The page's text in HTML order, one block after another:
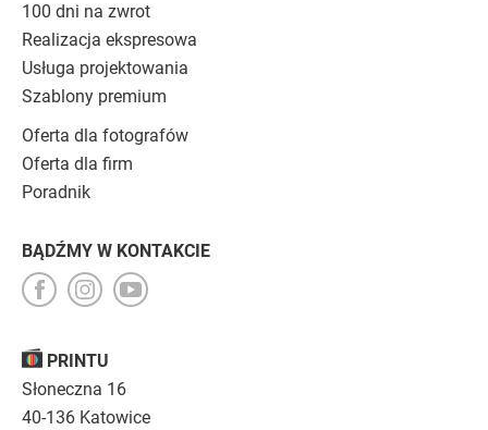
PRINTU
Słoneczna 16
40-136 Katowice
100 dni na zwrot
Realizacja ekspresowa
Usługa projektowania
Szablony premium
Oferta dla fotografów
Oferta dla firm
Poradnik
BĄDŹMY W KONTAKCIE